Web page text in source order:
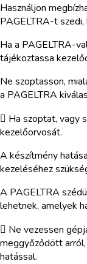
Használjon
PAGELTRA-t
Ha a PAGELTRA-
tájékoztassa
Ne szoptasson,
a PAGELTRA
 Ha szoptat, vagy
kezelőorvosát.
A készítmény
kezeléséhez
A PAGELTRA
lehetnek, amelyek
 Ne vezessen
meggyőződött
hatással.